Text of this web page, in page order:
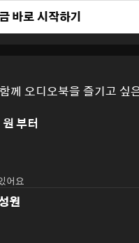
바로 시작하기
께 오디오북을 즐기고 싶
원 부터
어요
원